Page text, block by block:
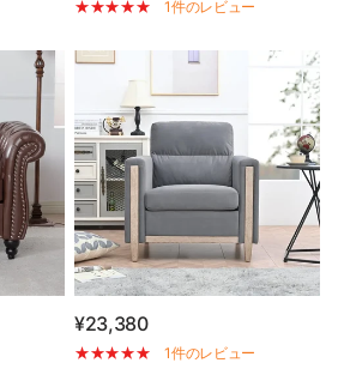
1件のレビュー
¥23,380
1件のレビュー